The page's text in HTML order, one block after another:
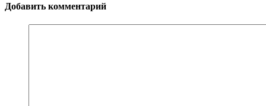
Добавить комментарий